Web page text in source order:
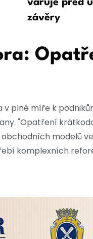
varuje před
závěry
plné míře k
"Opatření
modelů
komplexních